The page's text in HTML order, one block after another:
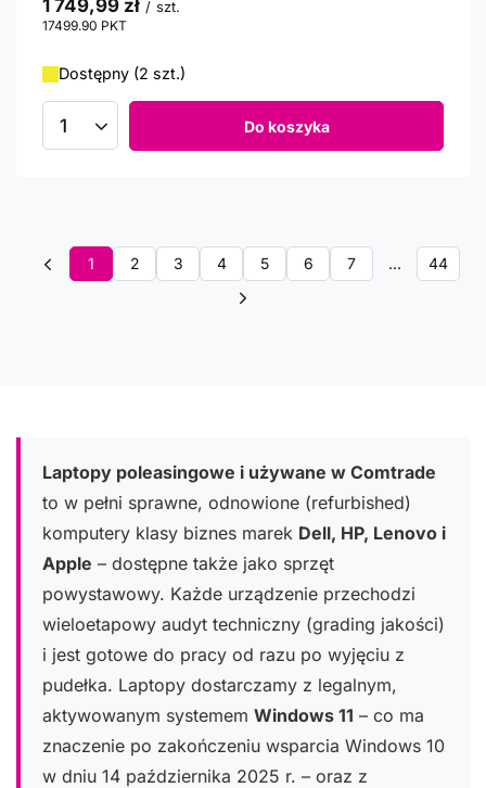
1 749,99 zł / szt.
17499.90 PKT
Dostępny (2 szt.)
Ilość produktów Do koszyka
1 2 3 4 5 6 7 ... 44
Laptopy poleasingowe i używane w Comtrade
to w pełni sprawne, odnowione (refurbished)
komputery klasy biznes marek Dell, HP, Lenovo i
Apple – dostępne także jako sprzęt
powystawowy. Każde urządzenie przechodzi
wieloetapowy audyt techniczny (grading jakości)
i jest gotowe do pracy od razu po wyjęciu z
pudełka. Laptopy dostarczamy z legalnym,
aktywowanym systemem Windows 11 – co ma
znaczenie po zakończeniu wsparcia Windows 10
w dniu 14 października 2025 r. – oraz z